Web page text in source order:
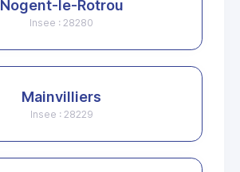
Nogent-le-Rotrou
Insee : 28280
Mainvilliers
Insee : 28229